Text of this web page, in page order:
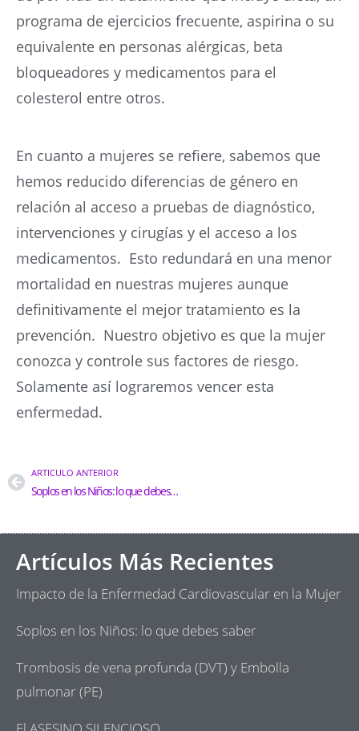
programa de ejercicios frecuente, aspirina o su
equivalente en personas alérgicas, beta
bloqueadores y medicamentos para el
colesterol entre otros.
En cuanto a mujeres se refiere, sabemos que
hemos reducido diferencias de género en
relación al acceso a pruebas de diagnóstico,
intervenciones y cirugías y el acceso a los
medicamentos. Esto redundará en una menor
mortalidad en nuestras mujeres aunque
definitivamente el mejor tratamiento es la
prevención. Nuestro objetivo es que la mujer
conozca y controle sus factores de riesgo.
Solamente así lograremos vencer esta
enfermedad.
ARTICULO ANTERIOR
Soplos en los Niños: lo que debes saber
Artículos Más Recientes
Impacto de la Enfermedad Cardiovascular en la Mujer
Soplos en los Niños: lo que debes saber
Trombosis de vena profunda (DVT) y Embolla
pulmonar (PE)